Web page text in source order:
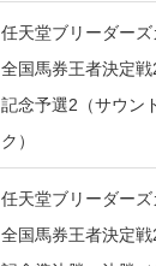
任天堂ブリーダー
全国馬券王者決定戦
記念予選2（サウン
ク）
任天堂ブリーダー
全国馬券王者決定戦